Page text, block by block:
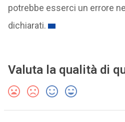
potrebbe esserci un errore
dichiarati.
Valuta la qualità di